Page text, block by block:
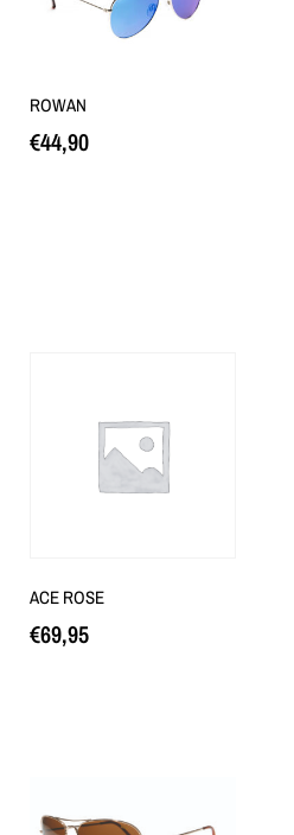
ROWAN
€44,90
ACE ROSE
€69,95